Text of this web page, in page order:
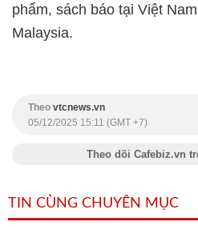
phẩm, sách báo tại Việt
Malaysia.
Theo vtcnews.vn
05/12/2025 15:11 (GMT +7)
Theo dõi Cafebiz.vn
TIN CÙNG CHUYÊN MỤC